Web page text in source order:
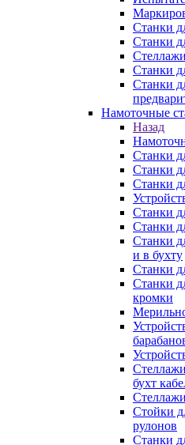
Станки
Станки
Станки
Станки
Намоточные
Назад
Станки
Станки
Станки
Станки
Станки
Станки
и в бухту
Станки
Станки
кромки
бухт
Стойки
рулонов
Станки